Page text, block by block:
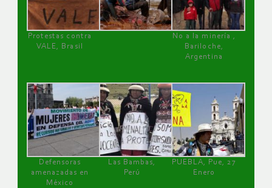
Protestas contra
VALE, Brasil
No a la minería ,
Bariloche,
Argentina
Defensoras
amenazadas en
México
Las Bambas,
Perú
PUEBLA, Pue, 27
Enero